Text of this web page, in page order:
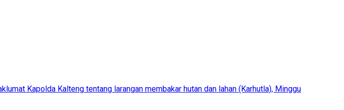
Kapolda Kalteng tentang larangan membakar hutan dan lahan (Karhutla), Minggu